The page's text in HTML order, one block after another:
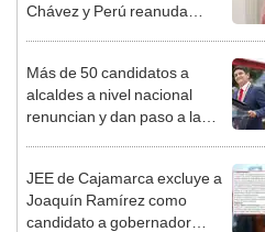
Chávez y Perú reanuda
Más de 50 candidatos a
alcaldes a nivel nacional
renuncian y dan paso a la
JEE de Cajamarca excluye a
Joaquín Ramírez como
candidato a gobernador